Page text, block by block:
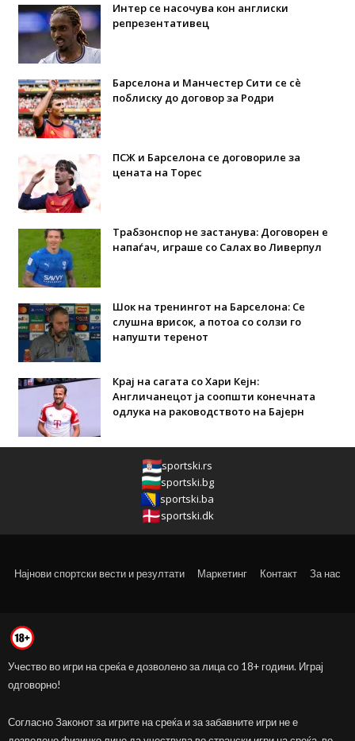
Интер се насочува кон англиски
репрезентативец
Барселона и Манчестер Сити се сè
поблиску до договор за Родри
ПСЖ и Барселона се договориле за
цената на Торес
Трабзонспор не застанува: Договорен е
напаѓач, играше со Салах во Ливерпул
Шок на тренингот на Барселона: Се
слушна врисок, а потоа со солзи го
напушти теренот
Крај на сагата со Хари Кејн:
Англичанецот ја соопшти конечната
одлука на раководството на Бајерн
sportski.rs
sportski.bg
sportski.ba
sportski.dk
Најнови спортски вести и резултати Маркетинг Контакт За нас
Учество во игри на среќа е дозволено за лица со 18+ години. Играј
одговорно!
Согласно Законот за игрите на среќа и за забавните игри не е